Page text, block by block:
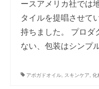
ースアメリカ社では
タイルを提唱させて
持ちました。 プロダ
ない、包装はシンプ
アボガドオイル スキンケア 化